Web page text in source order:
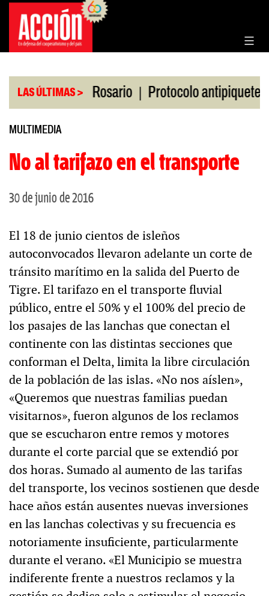
Saltar
contenido
LAS ÚLTIMAS >
la Bolsa de Rosario | Protocolo antipiquetes |
MULTIMEDIA
No al tarifazo en el transporte
30 de junio de 2016
El 18 de junio cientos de isleños
autoconvocados llevaron adelante un corte de
tránsito marítimo en la salida del Puerto de
Tigre. El tarifazo en el transporte fluvial
público, entre el 50% y el 100% del precio de
los pasajes de las lanchas que conectan el
continente con las distintas secciones que
conforman el Delta, limita la libre circulación
de la población de las islas. «No nos aíslen»,
«Queremos que nuestras familias puedan
visitarnos», fueron algunos de los reclamos
que se escucharon entre remos y motores
durante el corte parcial que se extendió por
dos horas. Sumado al aumento de las tarifas
del transporte, los vecinos sostienen que desde
hace años están ausentes nuevas inversiones
en las lanchas colectivas y su frecuencia es
notoriamente insuficiente, particularmente
durante el verano. «El Municipio se muestra
indiferente frente a nuestros reclamos y la